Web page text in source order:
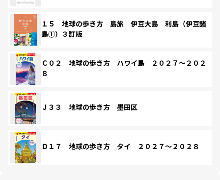
１５ 地球の歩き方 島旅 伊豆大島 利島（伊豆諸
島①）３訂版
Ｃ０２ 地球の歩き方 ハワイ島 ２０２７～２０２
８
Ｊ３３ 地球の歩き方 墨田区
Ｄ１７ 地球の歩き方 タイ ２０２７～２０２８